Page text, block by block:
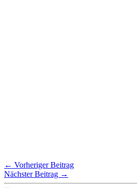
← Vorheriger Beitrag
Nächster Beitrag →